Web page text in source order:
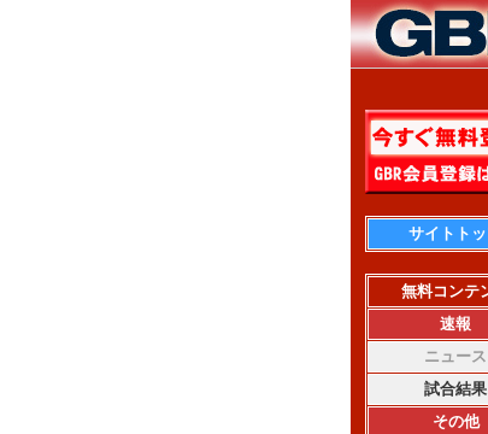
サイトト
無料コンテ
速報
ニュース
試合結果
その他